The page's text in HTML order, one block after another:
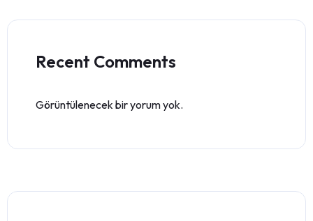
Recent Comments
Görüntülenecek bir yorum yok.